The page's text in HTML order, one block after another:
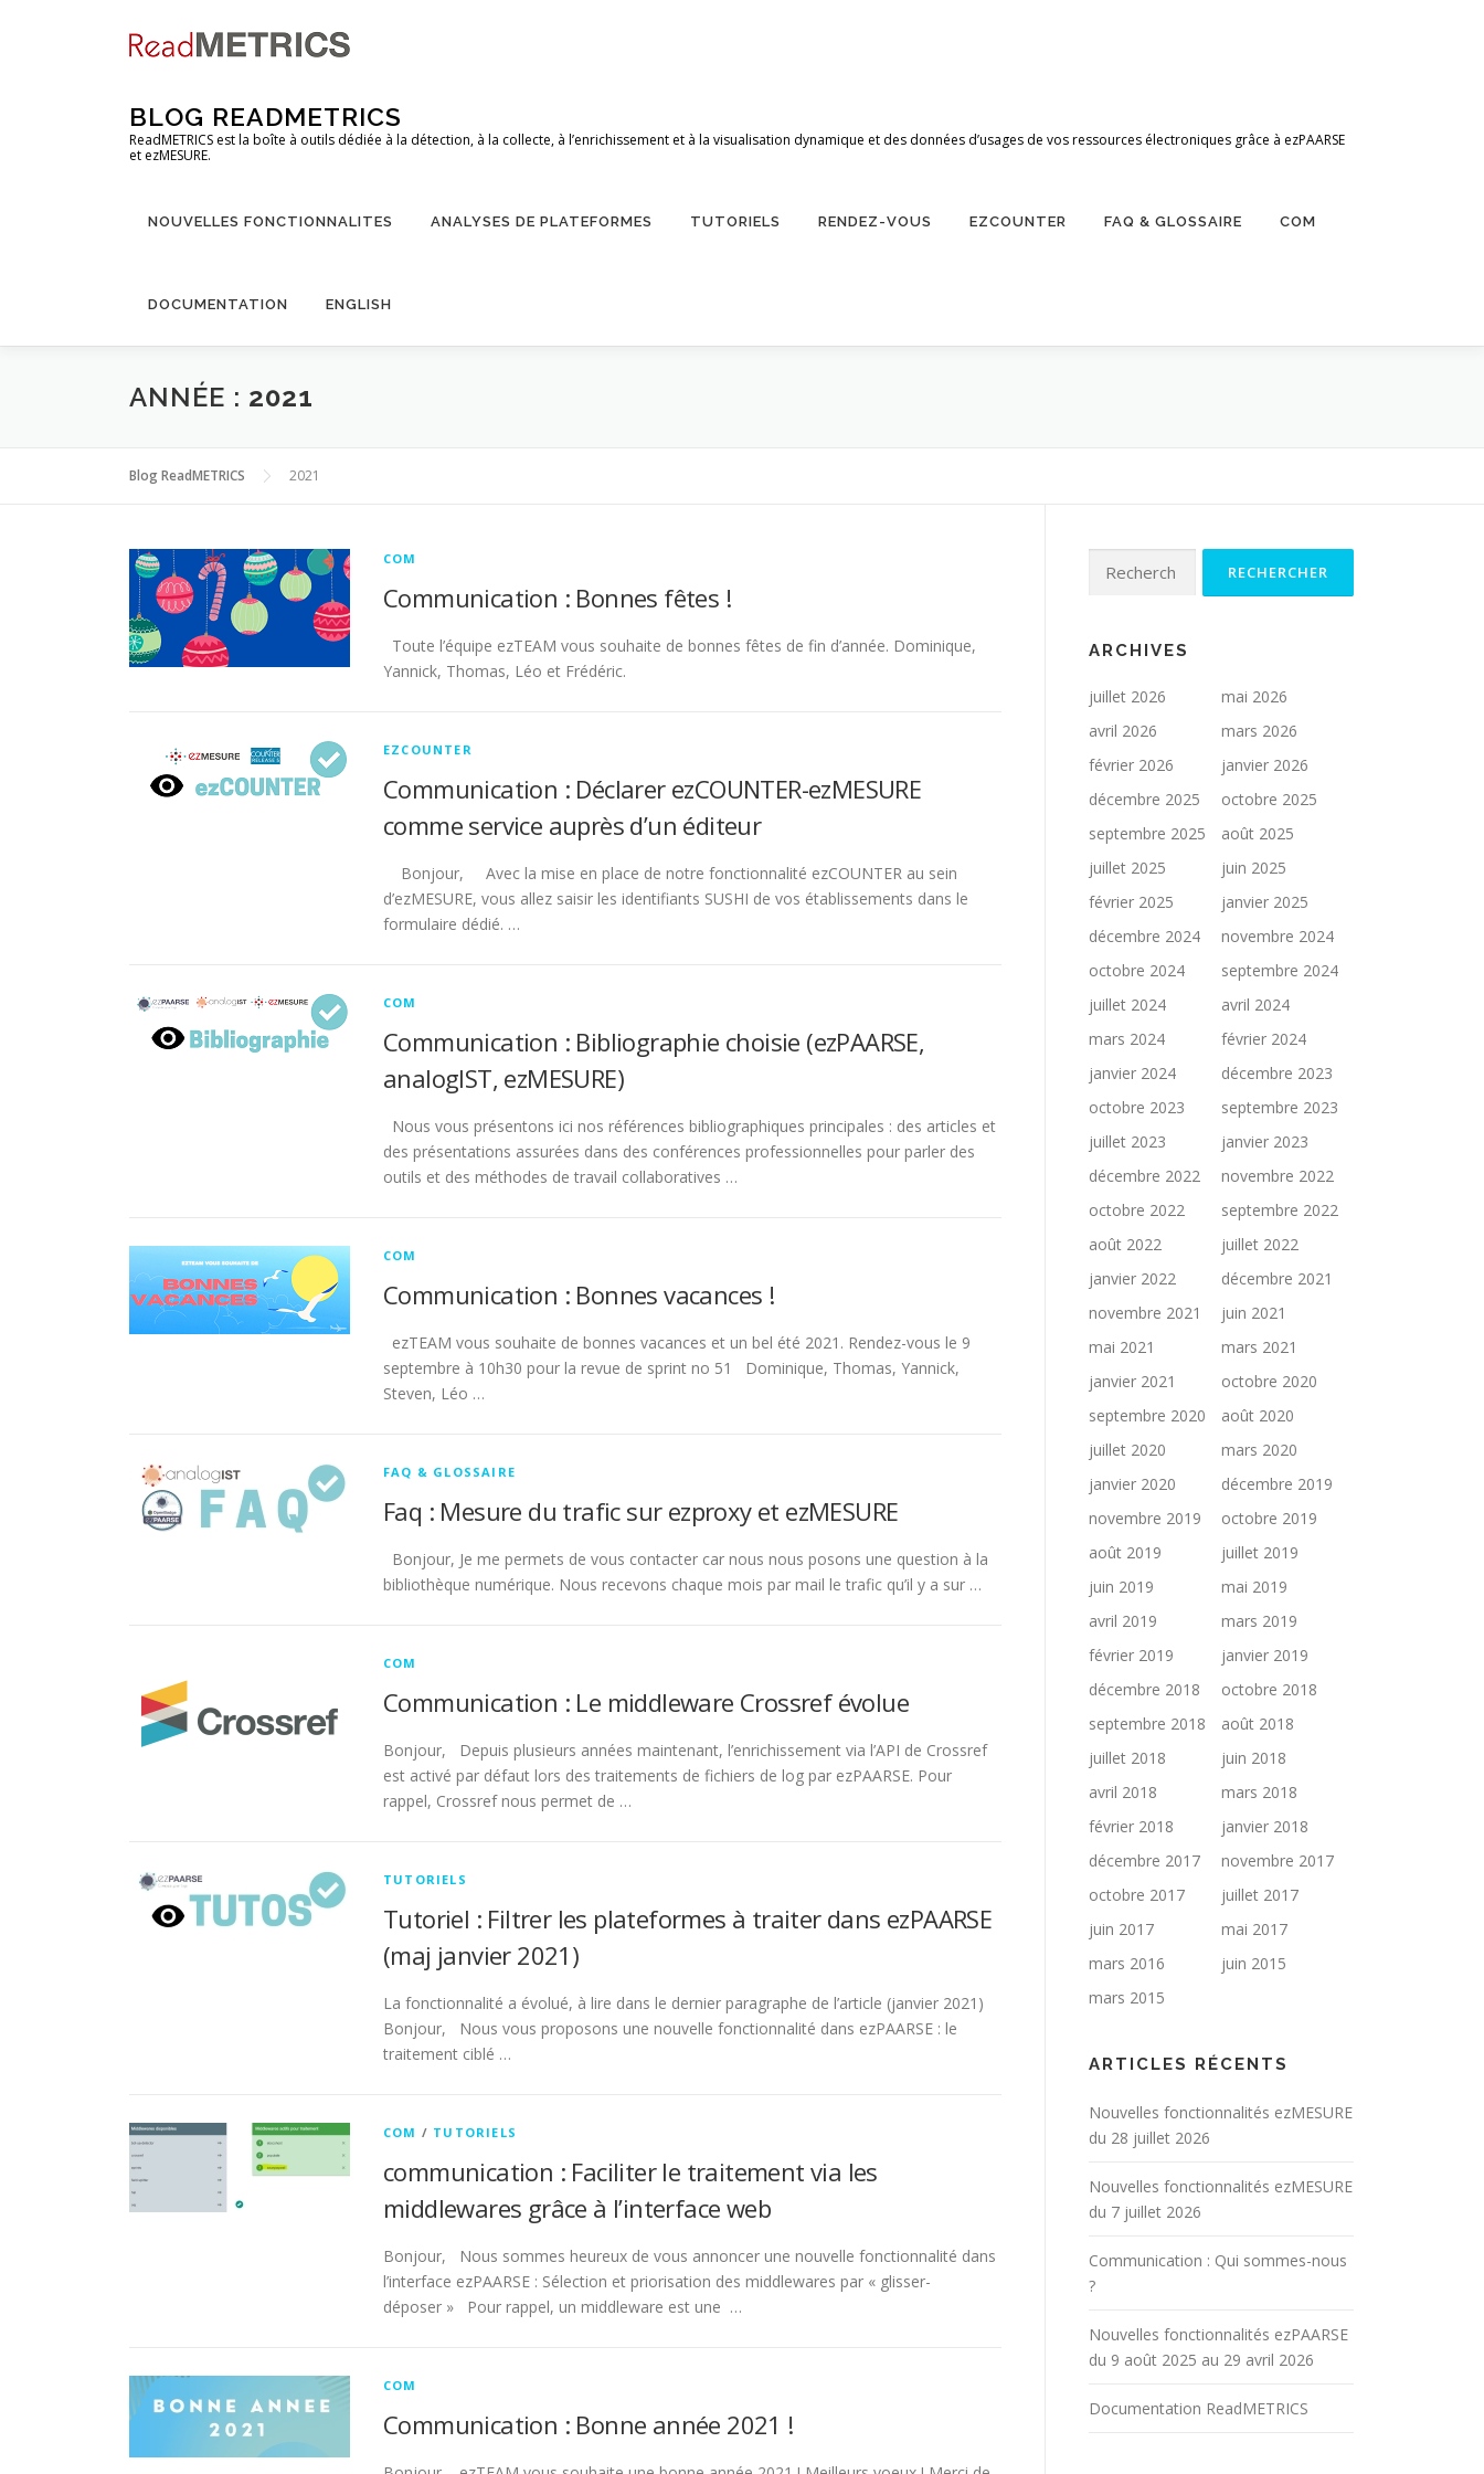
BLOG READMETRICS
ReadMETRICS est la boîte à outils dédiée à la détection, à la collecte, à l’enrichissement et à la visualisation dynamique et des données d’usages de vos ressources électroniques grâce à ezPAARSE
et ezMESURE.
NOUVELLES FONCTIONNALITES ANALYSES DE PLATEFORMES TUTORIELS RENDEZ-VOUS EZCOUNTER FAQ & GLOSSAIRE COM
DOCUMENTATION ENGLISH
ANNÉE : 2021
Blog ReadMETRICS 2021
COM
Communication : Bonnes fêtes !
Toute l’équipe ezTEAM vous souhaite de bonnes fêtes de fin d’année. Dominique,
Yannick, Thomas, Léo et Frédéric.
EZCOUNTER
Communication : Déclarer ezCOUNTER-ezMESURE
comme service auprès d’un éditeur
Bonjour, Avec la mise en place de notre fonctionnalité ezCOUNTER au sein
d’ezMESURE, vous allez saisir les identifiants SUSHI de vos établissements dans le
formulaire dédié. …
COM
Communication : Bibliographie choisie (ezPAARSE,
analogIST, ezMESURE)
Nous vous présentons ici nos références bibliographiques principales : des articles et
des présentations assurées dans des conférences professionnelles pour parler des
outils et des méthodes de travail collaboratives …
COM
Communication : Bonnes vacances !
ezTEAM vous souhaite de bonnes vacances et un bel été 2021. Rendez-vous le 9
septembre à 10h30 pour la revue de sprint no 51 Dominique, Thomas, Yannick,
Steven, Léo …
FAQ & GLOSSAIRE
Faq : Mesure du trafic sur ezproxy et ezMESURE
Bonjour, Je me permets de vous contacter car nous nous posons une question à la
bibliothèque numérique. Nous recevons chaque mois par mail le trafic qu’il y a sur …
COM
Communication : Le middleware Crossref évolue
Bonjour, Depuis plusieurs années maintenant, l’enrichissement via l’API de Crossref
est activé par défaut lors des traitements de fichiers de log par ezPAARSE. Pour
rappel, Crossref nous permet de …
TUTORIELS
Tutoriel : Filtrer les plateformes à traiter dans ezPAARSE
(maj janvier 2021)
La fonctionnalité a évolué, à lire dans le dernier paragraphe de l’article (janvier 2021)
Bonjour, Nous vous proposons une nouvelle fonctionnalité dans ezPAARSE : le
traitement ciblé …
COM / TUTORIELS
communication : Faciliter le traitement via les
middlewares grâce à l’interface web
Bonjour, Nous sommes heureux de vous annoncer une nouvelle fonctionnalité dans
l’interface ezPAARSE : Sélection et priorisation des middlewares par « glisser-
déposer » Pour rappel, un middleware est une …
COM
Communication : Bonne année 2021 !
ARCHIVES
juillet 2026
mai 2026
avril 2026
mars 2026
février 2026
janvier 2026
décembre 2025
octobre 2025
septembre 2025
août 2025
juillet 2025
juin 2025
février 2025
janvier 2025
décembre 2024
novembre 2024
octobre 2024
septembre 2024
juillet 2024
avril 2024
mars 2024
février 2024
janvier 2024
décembre 2023
octobre 2023
septembre 2023
juillet 2023
janvier 2023
décembre 2022
novembre 2022
octobre 2022
septembre 2022
août 2022
juillet 2022
janvier 2022
décembre 2021
novembre 2021
juin 2021
mai 2021
mars 2021
janvier 2021
octobre 2020
septembre 2020
août 2020
juillet 2020
mars 2020
janvier 2020
décembre 2019
novembre 2019
octobre 2019
août 2019
juillet 2019
juin 2019
mai 2019
avril 2019
mars 2019
février 2019
janvier 2019
décembre 2018
octobre 2018
septembre 2018
août 2018
juillet 2018
juin 2018
avril 2018
mars 2018
février 2018
janvier 2018
décembre 2017
novembre 2017
octobre 2017
juillet 2017
juin 2017
mai 2017
mars 2016
juin 2015
mars 2015
ARTICLES RÉCENTS
Nouvelles fonctionnalités ezMESURE
du 28 juillet 2026
Nouvelles fonctionnalités ezMESURE
du 7 juillet 2026
Communication : Qui sommes-nous
?
Nouvelles fonctionnalités ezPAARSE
du 9 août 2025 au 29 avril 2026
Documentation ReadMETRICS